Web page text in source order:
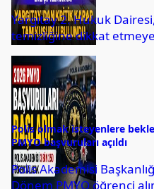
Yargıtay 2. Hukuk
temizliğine dikkat
uyarılarına rağmen duş
sürekli ter kokan kocayı...
Polis olmak isteyenlere
PMYO başvuruları açıldı
Polis Akademisi
Dönem PMYO öğrenci